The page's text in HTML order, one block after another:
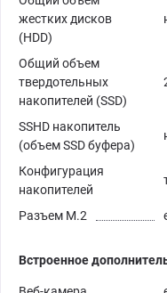
жестких дисков
(HDD)
Общий объем
твердотельных
накопителей (SSD)
SSHD накопитель
(объем SSD буфера)
Конфигурация
накопителей
Разъем M.2
Встроенное